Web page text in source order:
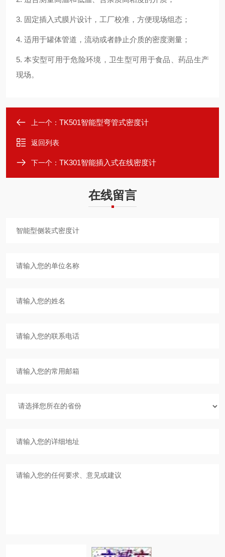
3. 固定插入式膜片设计，工厂校准，方便现场组态；
4. 适用于罐体管道，流动或者静止介质的密度测量；
5.本安型可用于危险环境，卫生型可用于食品、药品生产
现场。
上一个： TK501智能型弯管式密度计
返回列表
下一个： TK301智能插入式在线密度计
在线留言